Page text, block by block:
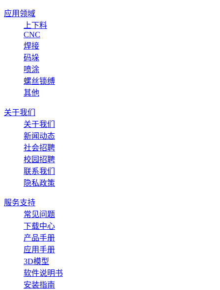
应用领域
上下料
CNC
焊接
码垛
喷涂
螺丝锁缚
其他
关于我们
关于我们
新闻动态
社会招聘
校园招聘
联系我们
隐私政策
服务支持
常见问题
下载中心
产品手册
应用手册
3D模型
软件说明书
安装指南